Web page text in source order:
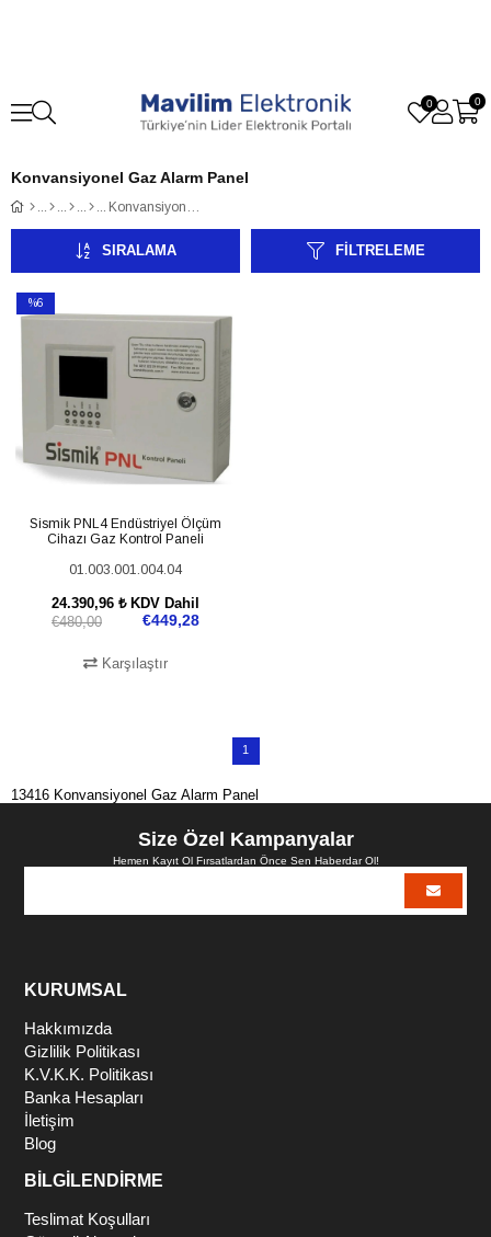
0
0
Konvansiyonel Gaz Alarm Panel
Konvansiyonel Gaz Alarm Panel
FILTRELEME
SIRALAMA
%6
%6İndirim
Sismik PNL4 Endüstriyel Ölçüm
Cihazı Gaz Kontrol Paneli
01.003.001.004.04
24.390,96 ₺ KDV Dahil
€449,28
€480,00
Karşılaştır
1
13416 Konvansiyonel Gaz Alarm Panel
Size Özel Kampanyalar
Hemen Kayıt Ol Fırsatlardan Önce Sen Haberdar Ol!
KURUMSAL
Hakkımızda
Gizlilik Politikası
K.V.K.K. Politikası
Banka Hesapları
İletişim
Blog
BİLGİLENDİRME
Teslimat Koşulları